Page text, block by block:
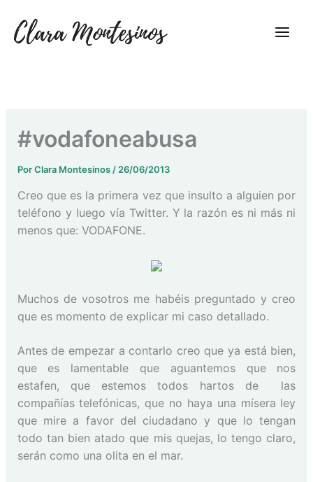
contenido
#vodafoneabusa
PorClara Montesinos/26/06/2013
Creo que es la primera vez que insulto a alguien por
teléfono y luego vía Twitter. Y la razón es ni más ni
menos que: VODAFONE.
Muchos de vosotros me habéis preguntado y creo
que es momento de explicar mi caso detallado.
Antes de empezar a contarlo creo que ya está bien,
que es lamentable que aguantemos que nos
estafen, que estemos todos hartos de las
compañías telefónicas, que no haya una mísera ley
que mire a favor del ciudadano y que lo tengan
todo tan bien atado que mis quejas, lo tengo claro,
serán como una olita en el mar.